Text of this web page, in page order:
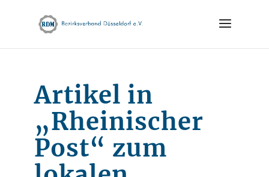
Artikel in
„Rheinischer
Post“ zum